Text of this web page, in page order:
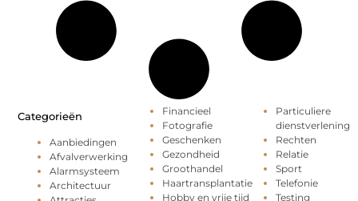
Categorieën
Aanbiedingen
Afvalverwerking
Alarmsysteem
Architectuur
Financieel
Fotografie
Geschenken
Gezondheid
Groothandel
Haartransplantatie
Hobby en vrije tijd
Particuliere
dienstverlening
Rechten
Relatie
Sport
Telefonie
Testing